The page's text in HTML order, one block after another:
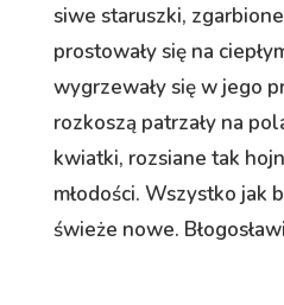
siwe staruszki,
prostowały się na
wygrzewały się w jego
rozkoszą patrzały na
kwiatki, rozsiane tak
młodości. Wszystko jak
świeże nowe.